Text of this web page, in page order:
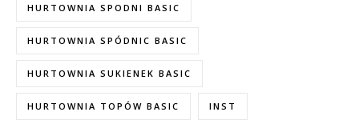
HURTOWNIA SPODNI BASIC
HURTOWNIA SPÓDNIC BASIC
HURTOWNIA SUKIENEK BASIC
HURTOWNIA TOPÓW BASIC INST